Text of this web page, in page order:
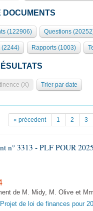
DOCUMENTS
(122906) Questions
(2244) Rapports (1003)
(X) Trier par date
« précedent 1 2 3
n° 3313 - PLF POUR
de M. Midy, M. Olive et
de loi de finances pour